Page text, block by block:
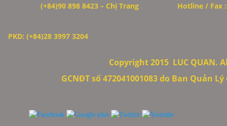
(+84)90 898 8423 – Chị Trang Hotline / Fax :
PKD: (+84)28 3997 3204
Copyright 2015 LUC QUAN.
GCNĐT số 472041001083 do Ban Quản